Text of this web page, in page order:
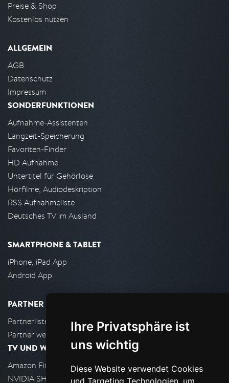
Ihre Privatsphäre ist
uns wichtig
Diese Website verwendet Cookies
und Targeting Technologien, um
Preise & Shop
Kostenlos nutzen
ALLGEMEIN
AGB
Datenschutz
Impressum
SONDERFUNKTIONEN
Aufnahme-Assistenten
Langzeit-Speicherung
Favoriten-Finder
HD Aufnahme
Untertitel für Gehörlose
Hörfilme, Audiodeskription
RSS Aufnahmeliste
Deutsches TV im Ausland
SMARTPHONE & TABLET
iPhone, iPad App
Android App
PARTNER
Partnerliste
Partner werden
TV UND WOHNZIMMER
Amazon FireTV
NVIDIA SHIELD, Google TV